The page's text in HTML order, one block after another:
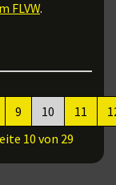
FLVW.
10 von 29
9 10 11